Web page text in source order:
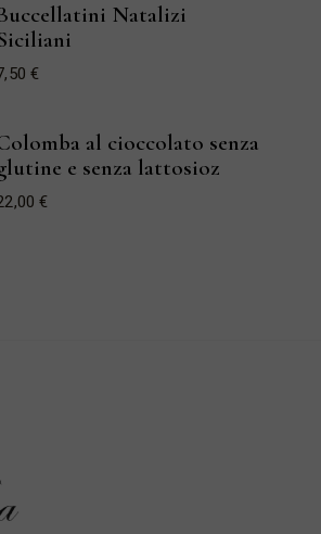
€
€
Natalizi
€
al cioccolato senza
e senza lattosioz
€